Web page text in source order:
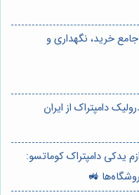
خرید، نگهداری و
دامپتراک از ایران
یدکی دامپتراک کوماتسو: